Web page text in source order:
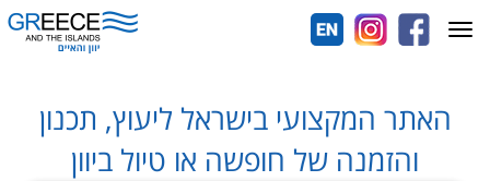
האתר המקצועי בישראל ליעוץ, תכנון
והזמנה של חופשה או טיול ביוון
Toggle
navigation